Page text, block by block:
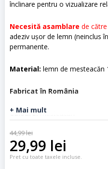
înclinare pentru o vizualizare
Necesită asamblare de
adeziv ușor de lemn (neinclus
permanente.
Material: lemn de mesteacăn
Fabricat în România
Culoare:mesteacăn
Dimensiuni asamblat:
Dimensiuni neasamblat:
+ Mai mult
44,99lei
Prețul
inițial
29,99 lei
curent
Pret cu toate taxele incluse.